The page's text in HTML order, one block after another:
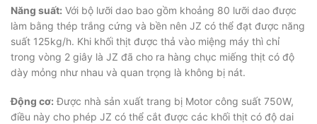
Năng suất: Với bộ lưỡi dao bao gồm khoảng 80 lưỡi dao được
làm bằng thép trắng cứng và bền nên JZ có thể đạt được năng
suất 125kg/h. Khi khối thịt được thả vào miệng máy thì chỉ
trong vòng 2 giây là JZ đã cho ra hàng chục miếng thịt có độ
dày mỏng như nhau và quan trọng là không bị nát.
Động cơ: Được nhà sản xuất trang bị Motor công suất 750W,
điều này cho phép JZ có thể cắt được các khối thịt có độ dai